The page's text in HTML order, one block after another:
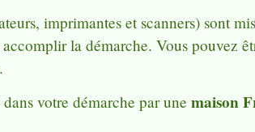
imprimantes et scanners) sont
la démarche. Vous pouvez
votre démarche par une maison